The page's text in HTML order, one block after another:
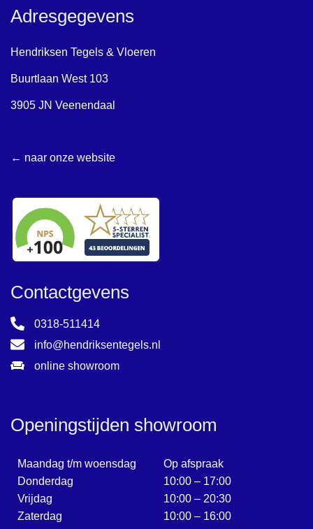
Adresgegevens
Hendriksen Tegels & Vloeren
Buurtlaan West 103
3905 JN Veenendaal
← naar onze website
Contactgevens
0318-511414
info@hendriksentegels.nl
online showroom
Openingstijden showroom
Maandag t/m woensdag
Donderdag
Vrijdag
Zaterdag
Op afspraak
10:00 – 17:00
10:00 – 20:30
10:00 – 16:00